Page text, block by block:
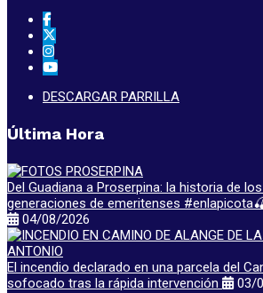
DESCARGAR PARRILLA
Última Hora
Del Guadiana a Proserpina: la historia de
generaciones de emeritenses
04/08/2026
El incendio declarado en una parcela del
sofocado tras la rápida intervención
03/